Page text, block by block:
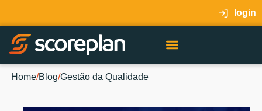
login
Home/Blog/Gestão da Qualidade